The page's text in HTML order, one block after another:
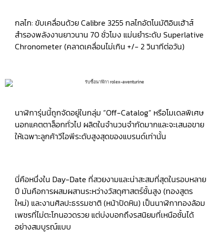
กลไก: ขับเคลื่อนด้วย Calibre 3255 กลไกอัตโนมัติอินเฮ้าส์
สำรองพลังงานยาวนาน 70 ชั่วโมง แม่นยำระดับ Superlative
Chronometer (คลาดเคลื่อนไม่เกิน +/- 2 วินาทีต่อวัน)
นาฬิการุ่นนี้ถูกจัดอยู่ในกลุ่ม “Off-Catalog” หรือโมเดลพิเศษ
นอกแคตตาล็อกทั่วไป ผลิตในจำนวนจำกัดมากและจะเสนอขาย
ให้เฉพาะลูกค้าวีไอพีระดับสูงสุดของแบรนด์เท่านั้น
นี่คือหนึ่งใน Day-Date ที่สวยงามและน่าสะสมที่สุดในรอบหลาย
ปี มันคือการผสมผสานระหว่างวัสดุศาสตร์ชั้นสูง (ทองสูตร
ใหม่) และงานศิลปะธรรมชาติ (หน้าปัดหิน) เป็นนาฬิกาทองล้อม
เพชรที่ไม่ตะโกนอวดรวย แต่บ่งบอกถึงรสนิยมที่เหนือชั้นได้
อย่างสมบูรณ์แบบ